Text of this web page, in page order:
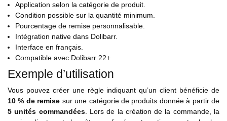
Application selon la catégorie de produit.
Condition possible sur la quantité minimum.
Pourcentage de remise personnalisable.
Intégration native dans Dolibarr.
Interface en français.
Compatible avec Dolibarr 22+
Exemple d’utilisation
Vous pouvez créer une règle indiquant qu’un client bénéficie de
10 % de remise sur une catégorie de produits donnée à partir de
5 unités commandées. Lors de la création de la commande, la